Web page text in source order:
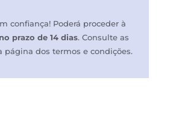
confiança! Poderá proceder à
prazo de 14 dias. Consulte as
página dos termos e condições.